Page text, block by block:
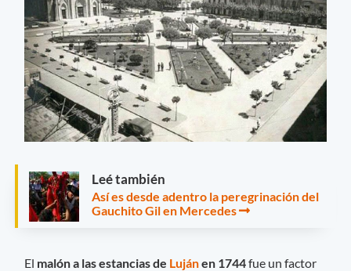
Leé también
Así es desde adentro la peregrinación del
Gauchito Gil en Mercedes
El malón a las estancias de Lujánen 1744fue un factor